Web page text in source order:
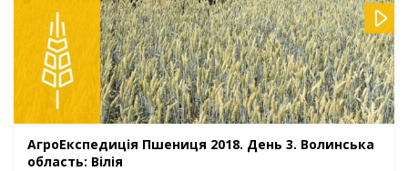
АгроЕкспедиція Пшениця 2018. День 3. Волинська
область: Вілія